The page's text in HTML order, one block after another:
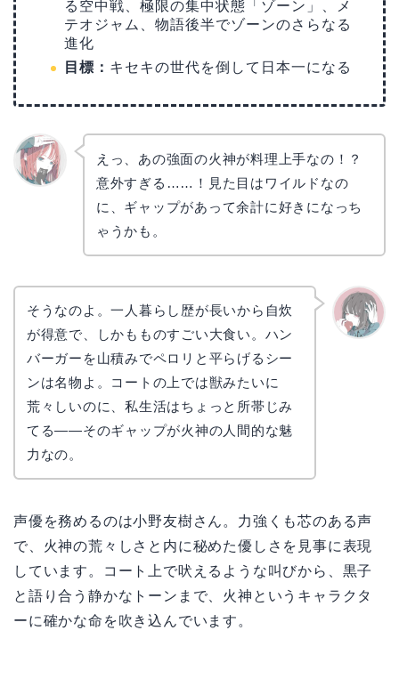
る空中戦、極限の集中状態「ゾーン」、メ
テオジャム、物語後半でゾーンのさらなる
進化
目標： キセキの世代を倒して日本一になる
えっ、あの強面の火神が料理上手なの！？
意外すぎる……！見た目はワイルドなの
に、ギャップがあって余計に好きになっち
ゃうかも。
そうなのよ。一人暮らし歴が長いから自炊
が得意で、しかもものすごい大食い。ハン
バーガーを山積みでペロリと平らげるシー
ンは名物よ。コートの上では獣みたいに
荒々しいのに、私生活はちょっと所帯じみ
てる——そのギャップが火神の人間的な魅
力なの。
声優を務めるのは小野友樹さん。力強くも芯のある声
で、火神の荒々しさと内に秘めた優しさを見事に表現
しています。コート上で吠えるような叫びから、黒子
と語り合う静かなトーンまで、火神というキャラクタ
ーに確かな命を吹き込んでいます。